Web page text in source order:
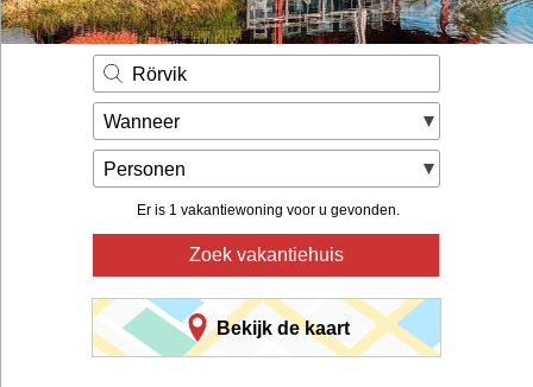
Rörvik
Wanneer
Personen
Er is 1 vakantiewoning voor u gevonden.
Zoek vakantiehuis
Bekijk de kaart